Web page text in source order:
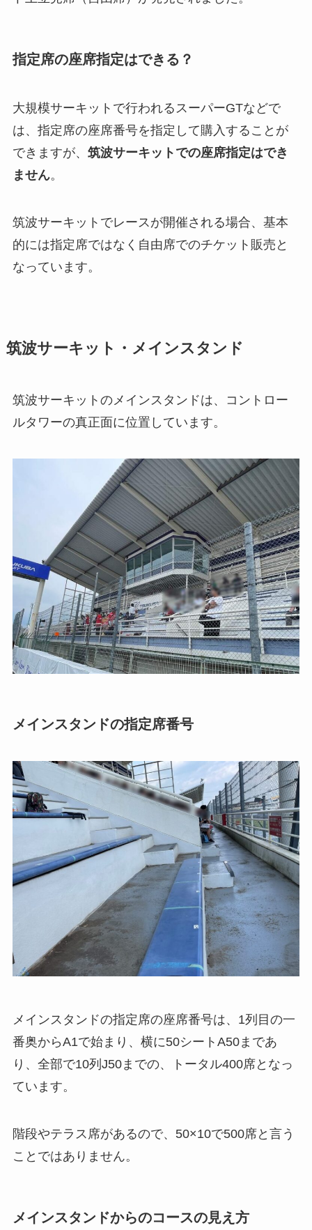
指定席の座席指定はできる？
大規模サーキットで行われるスーパーGTなどで
は、指定席の座席番号を指定して購入することが
できますが、 筑波サーキットでの座席指定はでき
ません。
筑波サーキットでレースが開催される場合、基本
的には指定席ではなく自由席でのチケット販売と
なっています。
筑波サーキット・メインスタンド
筑波サーキットのメインスタンドは、コントロー
ルタワーの真正面に位置しています。
メインスタンドの指定席番号
メインスタンドの指定席の座席番号は、1列目の一
番奥からA1で始まり、横に50シートA50まであ
り、全部で10列J50までの、トータル400席となっ
ています。
階段やテラス席があるので、50×10で500席と言う
ことではありません。
メインスタンドからのコースの見え方